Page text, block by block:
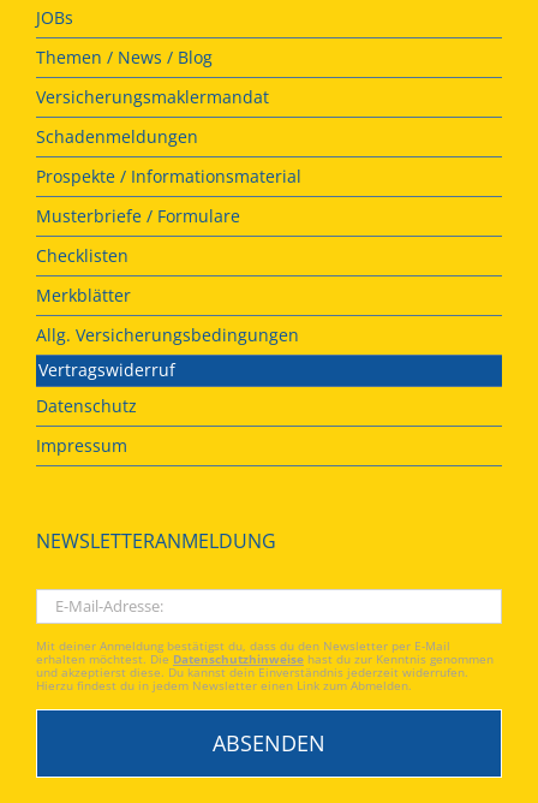
JOBs
Themen / News / Blog
Versicherungsmaklermandat
Schadenmeldungen
Prospekte / Informationsmaterial
Musterbriefe / Formulare
Checklisten
Merkblätter
Allg. Versicherungsbedingungen
Vertragswiderruf
Datenschutz
Impressum
NEWSLETTERANMELDUNG
Mit deiner Anmeldung bestätigst du, dass du den Newsletter per E-Mail
erhalten möchtest. Die Datenschutzhinweise hast du zur Kenntnis genommen
und akzeptierst diese. Du kannst dein Einverständnis jederzeit widerrufen.
Hierzu findest du in jedem Newsletter einen Link zum Abmelden.